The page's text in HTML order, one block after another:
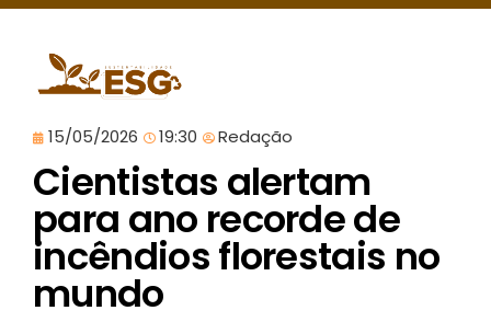
15/05/2026 19:30 Redação
Cientistas alertam
para ano recorde de
incêndios florestais no
mundo